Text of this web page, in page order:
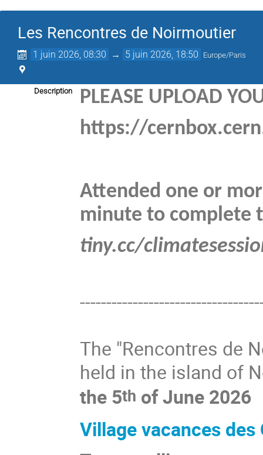
Les Rencontres de Noirmoutier
1 juin 2026, 08:30 → 5 juin 2026, 18:50 Europe/Paris
Description
PLEASE UPLOAD
https://
Attended one or
minute to complete
tiny.cc/
The "Rencontres de
held in the island of
the 5th of June 2026
Village vacances des